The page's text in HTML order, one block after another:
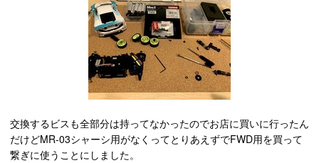
交換するビスも全部分は持ってなかったのでお店に買いに行ったん
だけどMR-03シャーシ用がなくってとりあえずでFWD用を買って
繋ぎに使うことにしました。